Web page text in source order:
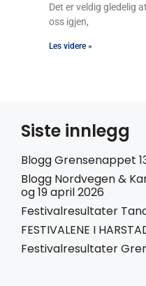
Det er veldig gledelig
oss igjen,
Les videre »
Siste innlegg
Blogg Grensenappet
Blogg Nordvegen &
og 19 april 2026
Festivalresultater
FESTIVALENE I
Festivalresultater